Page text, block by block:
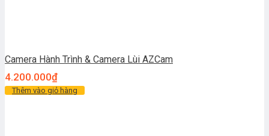
Camera Hành Trình & Camera Lùi AZCam
4.200.000₫
Thêm vào giỏ hàng